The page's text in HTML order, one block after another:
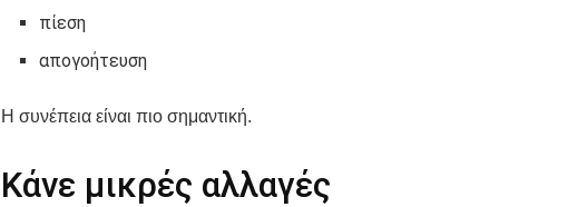
πίεση
απογοήτευση
Η συνέπεια είναι πιο σημαντική.
Κάνε μικρές αλλαγές